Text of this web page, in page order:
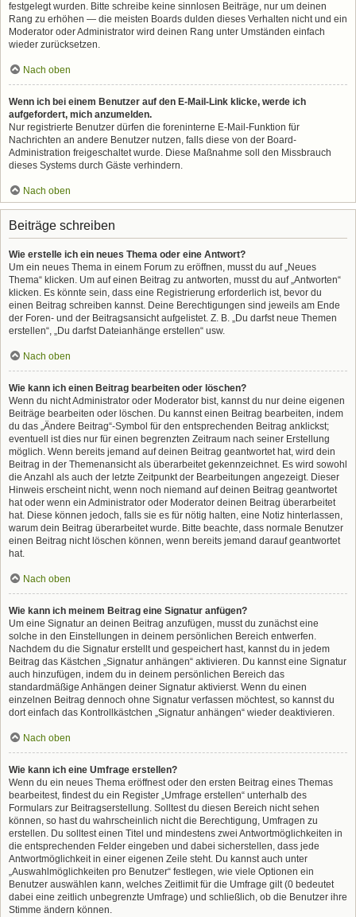
festgelegt wurden. Bitte schreibe keine sinnlosen Beiträge, nur um deinen
Rang zu erhöhen — die meisten Boards dulden dieses Verhalten nicht und ein
Moderator oder Administrator wird deinen Rang unter Umständen einfach
wieder zurücksetzen.
Nach oben
Wenn ich bei einem Benutzer auf den E-Mail-Link klicke, werde ich
aufgefordert, mich anzumelden.
Nur registrierte Benutzer dürfen die foreninterne E-Mail-Funktion für
Nachrichten an andere Benutzer nutzen, falls diese von der Board-
Administration freigeschaltet wurde. Diese Maßnahme soll den Missbrauch
dieses Systems durch Gäste verhindern.
Nach oben
Beiträge schreiben
Wie erstelle ich ein neues Thema oder eine Antwort?
Um ein neues Thema in einem Forum zu eröffnen, musst du auf „Neues
Thema“ klicken. Um auf einen Beitrag zu antworten, musst du auf „Antworten“
klicken. Es könnte sein, dass eine Registrierung erforderlich ist, bevor du
einen Beitrag schreiben kannst. Deine Berechtigungen sind jeweils am Ende
der Foren- und der Beitragsansicht aufgelistet. Z. B. „Du darfst neue Themen
erstellen“, „Du darfst Dateianhänge erstellen“ usw.
Nach oben
Wie kann ich einen Beitrag bearbeiten oder löschen?
Wenn du nicht Administrator oder Moderator bist, kannst du nur deine eigenen
Beiträge bearbeiten oder löschen. Du kannst einen Beitrag bearbeiten, indem
du das „Ändere Beitrag“-Symbol für den entsprechenden Beitrag anklickst;
eventuell ist dies nur für einen begrenzten Zeitraum nach seiner Erstellung
möglich. Wenn bereits jemand auf deinen Beitrag geantwortet hat, wird dein
Beitrag in der Themenansicht als überarbeitet gekennzeichnet. Es wird sowohl
die Anzahl als auch der letzte Zeitpunkt der Bearbeitungen angezeigt. Dieser
Hinweis erscheint nicht, wenn noch niemand auf deinen Beitrag geantwortet
hat oder wenn ein Administrator oder Moderator deinen Beitrag überarbeitet
hat. Diese können jedoch, falls sie es für nötig halten, eine Notiz hinterlassen,
warum dein Beitrag überarbeitet wurde. Bitte beachte, dass normale Benutzer
einen Beitrag nicht löschen können, wenn bereits jemand darauf geantwortet
hat.
Nach oben
Wie kann ich meinem Beitrag eine Signatur anfügen?
Um eine Signatur an deinen Beitrag anzufügen, musst du zunächst eine
solche in den Einstellungen in deinem persönlichen Bereich entwerfen.
Nachdem du die Signatur erstellt und gespeichert hast, kannst du in jedem
Beitrag das Kästchen „Signatur anhängen“ aktivieren. Du kannst eine Signatur
auch hinzufügen, indem du in deinem persönlichen Bereich das
standardmäßige Anhängen deiner Signatur aktivierst. Wenn du einen
einzelnen Beitrag dennoch ohne Signatur verfassen möchtest, so kannst du
dort einfach das Kontrollkästchen „Signatur anhängen“ wieder deaktivieren.
Nach oben
Wie kann ich eine Umfrage erstellen?
Wenn du ein neues Thema eröffnest oder den ersten Beitrag eines Themas
bearbeitest, findest du ein Register „Umfrage erstellen“ unterhalb des
Formulars zur Beitragserstellung. Solltest du diesen Bereich nicht sehen
können, so hast du wahrscheinlich nicht die Berechtigung, Umfragen zu
erstellen. Du solltest einen Titel und mindestens zwei Antwortmöglichkeiten in
die entsprechenden Felder eingeben und dabei sicherstellen, dass jede
Antwortmöglichkeit in einer eigenen Zeile steht. Du kannst auch unter
„Auswahlmöglichkeiten pro Benutzer“ festlegen, wie viele Optionen ein
Benutzer auswählen kann, welches Zeitlimit für die Umfrage gilt (0 bedeutet
dabei eine zeitlich unbegrenzte Umfrage) und schließlich, ob die Benutzer ihre
Stimme ändern können.